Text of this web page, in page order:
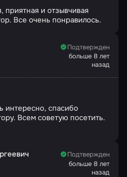
приятная и отзывчивая
Все очень понравилось.
Подтвержден
больше 8 лет
назад
интересно, спасибо
Всем советую посетить.
Подтвержден
больше 8 лет
назад